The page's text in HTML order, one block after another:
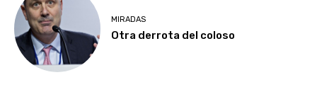
MIRADAS
Otra derrota del coloso